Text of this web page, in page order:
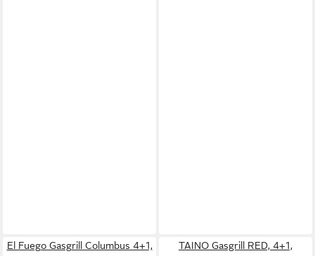
El Fuego Gasgrill Columbus 4+1,
TAINO Gasgrill RED, 4+1,